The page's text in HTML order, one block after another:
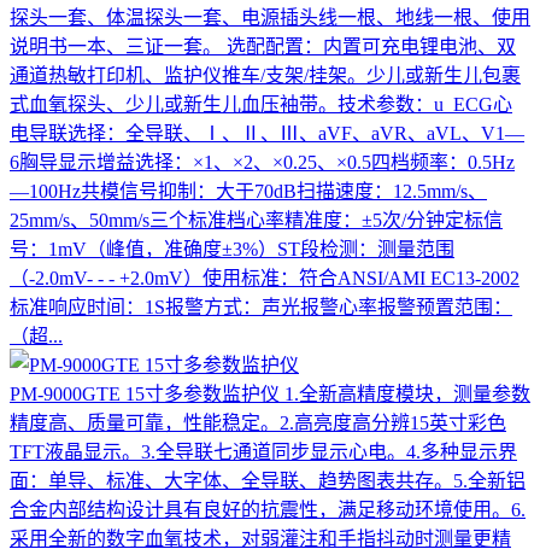
探头一套、体温探头一套、电源插头线一根、地线一根、使用
说明书一本、三证一套。 选配配置：内置可充电锂电池、双
通道热敏打印机、监护仪推车/支架/挂架。少儿或新生儿包裹
式血氧探头、少儿或新生儿血压袖带。技术参数：u ECG心
电导联选择：全导联、Ⅰ、Ⅱ、Ⅲ、aVF、aVR、aVL、V1—
6胸导显示增益选择：×1、×2、×0.25、×0.5四档频率：0.5Hz
—100Hz共模信号抑制：大于70dB扫描速度：12.5mm/s、
25mm/s、50mm/s三个标准档心率精准度：±5次/分钟定标信
号：1mV（峰值，准确度±3%）ST段检测：测量范围
（-2.0mV- - - +2.0mV）使用标准：符合ANSI/AMI EC13-2002
标准响应时间：1S报警方式：声光报警心率报警预置范围：
（超...
PM-9000GTE 15寸多参数监护仪 1.全新高精度模块，测量参数
精度高、质量可靠，性能稳定。2.高亮度高分辨15英寸彩色
TFT液晶显示。3.全导联七通道同步显示心电。4.多种显示界
面：单导、标准、大字体、全导联、趋势图表共存。5.全新铝
合金内部结构设计具有良好的抗震性，满足移动环境使用。6.
采用全新的数字血氧技术，对弱灌注和手指抖动时测量更精